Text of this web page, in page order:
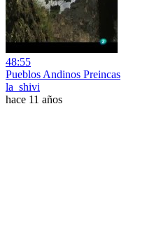
48:55
Pueblos Andinos Preincas
la_shivi
hace 11 años